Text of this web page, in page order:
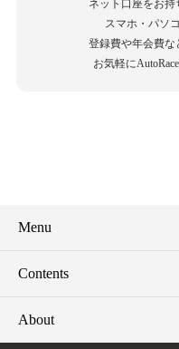
ネット口座をお持
スマホ・パソ
登録費や年会費な
お気軽に
Menu
Contents
About